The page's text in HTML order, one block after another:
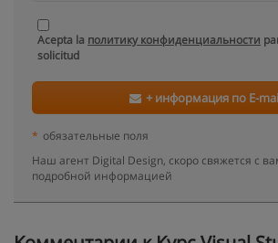
Acepta la политику конфиденциальности
solicitud
+ информация по E-
* обязательные поля
Наш агент Digital Design, скоро свяжется с
подробной информацией